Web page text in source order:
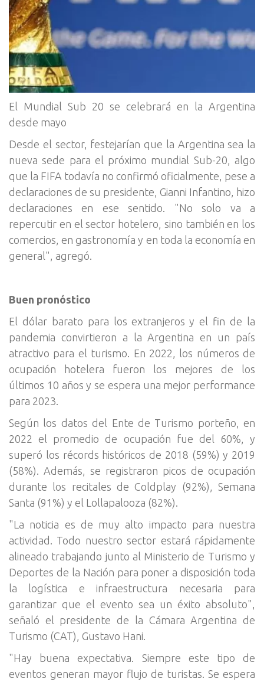
El Mundial Sub 20 se celebrará en la Argentina
desde mayo
Desde el sector, festejarían que la Argentina sea la
nueva sede para el próximo mundial Sub-20, algo
que la FIFA todavía no confirmó oficialmente, pese a
declaraciones de su presidente, Gianni Infantino, hizo
declaraciones en ese sentido. "No solo va a
repercutir en el sector hotelero, sino también en los
comercios, en gastronomía y en toda la economía en
general", agregó.
Buen pronóstico
El dólar barato para los extranjeros y el fin de la
pandemia convirtieron a la Argentina en un país
atractivo para el turismo. En 2022, los números de
ocupación hotelera fueron los mejores de los
últimos 10 años y se espera una mejor performance
para 2023.
Según los datos del Ente de Turismo porteño, en
2022 el promedio de ocupación fue del 60%, y
superó los récords históricos de 2018 (59%) y 2019
(58%). Además, se registraron picos de ocupación
durante los recitales de Coldplay (92%), Semana
Santa (91%) y el Lollapalooza (82%).
"La noticia es de muy alto impacto para nuestra
actividad. Todo nuestro sector estará rápidamente
alineado trabajando junto al Ministerio de Turismo y
Deportes de la Nación para poner a disposición toda
la logística e infraestructura necesaria para
garantizar que el evento sea un éxito absoluto",
señaló el presidente de la Cámara Argentina de
Turismo (CAT), Gustavo Hani.
"Hay buena expectativa. Siempre este tipo de
eventos generan mayor flujo de turistas. Se espera